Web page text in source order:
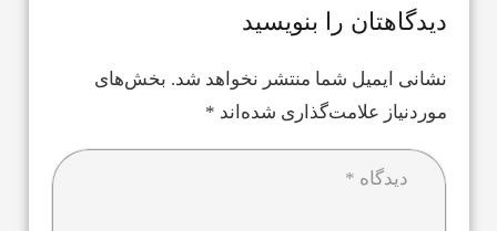
دیدگاهتان را بنویسید
نشانی ایمیل شما منتشر نخواهد شد. بخش‌های
موردنیاز علامت‌گذاری شده‌اند *